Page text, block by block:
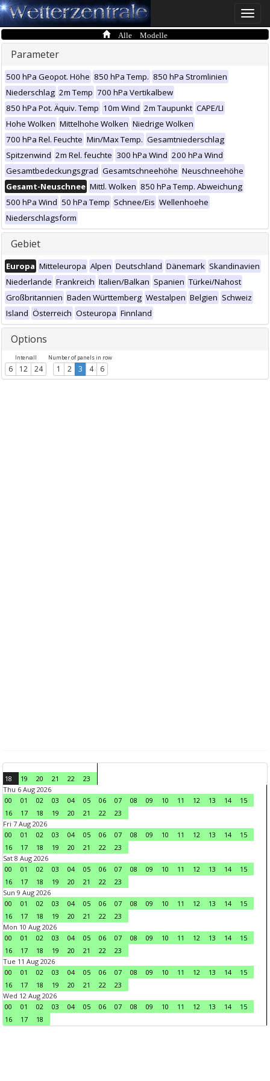
Toggle
Alle Modelle
Parameter
500 hPa Geopot. Höhe 850 hPa Temp. 850 hPa Stromlinien
Niederschlag 2m Temp 700 hPa Vertikalbew
850 hPa Pot. Äquiv. Temp 10m Wind 2m Taupunkt CAPE/LI
Hohe Wolken Mittelhohe Wolken Niedrige Wolken
700 hPa Rel. Feuchte Min/Max Temp. Gesamtniederschlag
Spitzenwind 2m Rel. feuchte 300 hPa Wind 200 hPa Wind
Gesamtbedeckungsgrad Gesamtschneehöhe Neuschneehöhe
Gesamt-Neuschnee Mittl. Wolken 850 hPa Temp. Abweichung
500 hPa Wind 50 hPa Temp Schnee/Eis Wellenhoehe
Niederschlagsform
Gebiet
Europa Mitteleuropa Alpen Deutschland Dänemark Skandinavien
Niederlande Frankreich Italien/Balkan Spanien Türkei/Nahost
Großbritannien Baden Württemberg Westalpen Belgien Schweiz
Island Österreich Osteuropa Finnland
Options
Intervall
6 12 24
Number of panels in row
1 2 3 4 6
18 19 20 21 22
23
Thu 6 Aug 2026
00
01 02 03 04 05 06 07 08 09 10 11 12 13 14
15
16
17 18 19 20 21 22
23
Fri 7 Aug 2026
00
01 02 03 04 05 06 07 08 09 10 11 12 13 14
15
16
17 18 19 20 21 22
23
Sat 8 Aug 2026
00
01 02 03 04 05 06 07 08 09 10 11 12 13 14
15
16
17 18 19 20 21 22
23
Sun 9 Aug 2026
00
01 02 03 04 05 06 07 08 09 10 11 12 13 14
15
16
17 18 19 20 21 22
23
Mon 10 Aug 2026
00
01 02 03 04 05 06 07 08 09 10 11 12 13 14
15
16
17 18 19 20 21 22
23
Tue 11 Aug 2026
00
01 02 03 04 05 06 07 08 09 10 11 12 13 14
15
16
17 18 19 20 21 22
23
Wed 12 Aug 2026
00
01 02 03 04 05 06 07 08 09 10 11 12 13 14
15
16
17 18